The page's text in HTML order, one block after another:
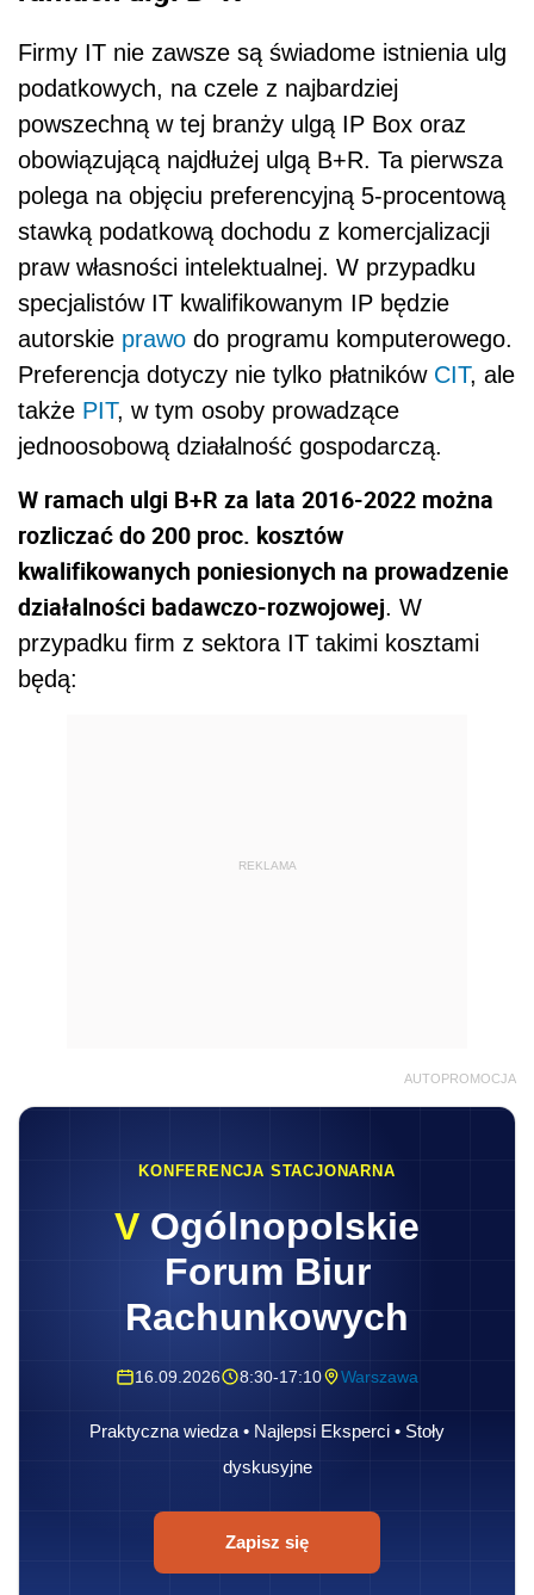
Firmy IT nie zawsze są świadome istnienia ulg
podatkowych, na czele z najbardziej
powszechną w tej branży ulgą IP Box oraz
obowiązującą najdłużej ulgą B+R. Ta pierwsza
polega na objęciu preferencyjną 5-procentową
stawką podatkową dochodu z komercjalizacji
praw własności intelektualnej. W przypadku
specjalistów IT kwalifikowanym IP będzie
autorskie prawo do programu komputerowego.
Preferencja dotyczy nie tylko płatników CIT, ale
także PIT, w tym osoby prowadzące
jednoosobową działalność gospodarczą.
W ramach ulgi B+R za lata 2016-2022 można
rozliczać do 200 proc. kosztów
kwalifikowanych poniesionych na prowadzenie
działalności badawczo-rozwojowej. W
przypadku firm z sektora IT takimi kosztami
będą:
REKLAMA
AUTOPROMOCJA
KONFERENCJA STACJONARNA
V Ogólnopolskie
Forum Biur
Rachunkowych
16.09.2026 8:30-17:10 Warszawa
Praktyczna wiedza • Najlepsi Eksperci • Stoły
dyskusyjne
Zapisz się